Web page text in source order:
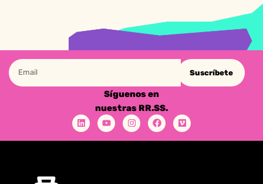
Suscríbete
Síguenos en
nuestras RR.SS.